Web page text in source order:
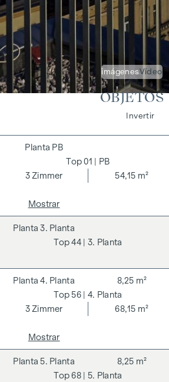
imágenesVídeo
OBJETOS
Invertir
01 | PB
PB
3Zimmer 54,15 m²
Mostrar
44 | 3. Planta
3. Planta
56 | 4. Planta
4. Planta
3Zimmer 68,15 m²
8,25 m²
Mostrar
68 | 5. Planta
5. Planta 8,25 m²